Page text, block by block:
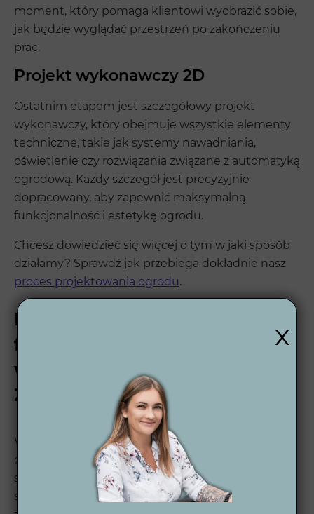
moment, który pomaga klientowi wyobrazić sobie,
jak będzie wyglądać przestrzeń po zakończeniu
prac.
Projekt wykonawczy 2D
Ostatnim etapem jest szczegółowy projekt
wykonawczy, który obejmuje wszystkie elementy
techniczne, takie jak systemy nawadniania,
oświetlenie czy rozwiązania związane z automatyką
ogrodową. Każdy szczegół jest precyzyjnie
dopracowany, aby zapewnić maksymalną
funkcjonalność i estetykę ogrodu.
Chcesz dowiedzieć się więcej o tym w jaki sposób
działamy? Sprawdź jak przebiega dokładnie nasz
proces projektowania ogrodu.
Nowoczesność i
funkcjonalność – dlaczego
warto wybrać Wytwórnię
Zieleni?
W dzisiejszych czasach ogród to nie tylko miejsce
do relaksu, ale również przestrzeń, która musi
spełniać wiele funkcji. Dlatego w Wytwórni Zieleni
stawiamy na nowoczesne rozwiązania, które
x